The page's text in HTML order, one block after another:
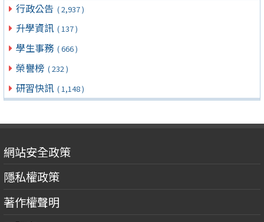
行政公告 ( 2,937 )
升學資訊 ( 137 )
學生事務 ( 666 )
榮譽榜 ( 232 )
研習快訊 ( 1,148 )
網站安全政策
隱私權政策
著作權聲明